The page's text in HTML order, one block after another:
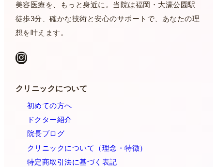
美容医療を、もっと身近に。当院は福岡・大濠公園駅
徒歩3分、確かな技術と安心のサポートで、あなたの理
想を叶えます。
Instagram
クリニックについて
初めての方へ
ドクター紹介
院長ブログ
クリニックについて（理念・特徴）
特定商取引法に基づく表記